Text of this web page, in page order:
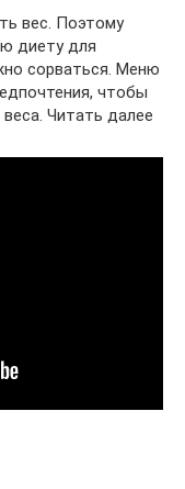
вес. Поэтому
диету для
сорваться. Меню
чтобы
Читать далее